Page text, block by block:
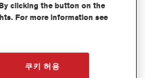
엑솔타 소식
44호 발간
clicking the button on the
For more information see
쿠키 허용